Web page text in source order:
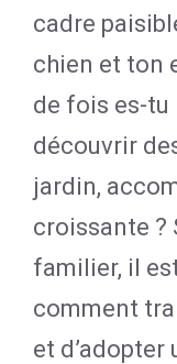
cadre
chien et ton
de fois es-tu
découvrir
jardin,
croissante ?
familier, il
comment
et d’adopter